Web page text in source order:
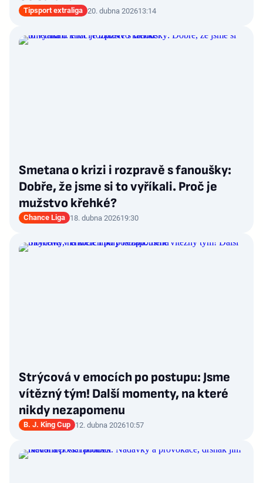
Tipsport extraliga 20. dubna 202613:14
Smetana o krizi i rozpravě s fanoušky:
Dobře, že jsme si to vyříkali. Proč je
mužstvo křehké?
Chance Liga 18. dubna 202619:30
Strýcová v emocích po postupu: Jsme
vítězný tým! Další momenty, na které
nikdy nezapomenu
B. J. King Cup 12. dubna 202610:57